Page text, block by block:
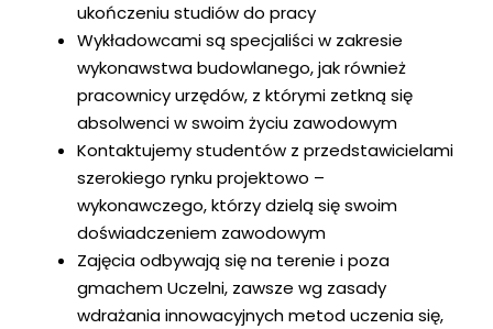
ukończeniu studiów do pracy
Wykładowcami są specjaliści w zakresie
wykonawstwa budowlanego, jak również
pracownicy urzędów, z którymi zetkną się
absolwenci w swoim życiu zawodowym
Kontaktujemy studentów z przedstawicielami
szerokiego rynku projektowo –
wykonawczego, którzy dzielą się swoim
doświadczeniem zawodowym
Zajęcia odbywają się na terenie i poza
gmachem Uczelni, zawsze wg zasady
wdrażania innowacyjnych metod uczenia się,